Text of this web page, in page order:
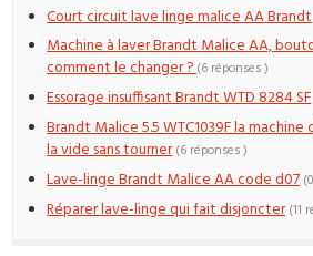
Court circuit lave linge malice AA Brandt
Machine à laver Brandt Malice AA,
comment le changer ?(6 réponses )
Essorage insuffisant Brandt WTD 8284 SF
Brandt Malice 5.5 WTC1039F la machine
la vide sans tourner (6 réponses )
Lave-linge Brandt Malice AA code d07
Réparer lave-linge qui fait disjoncter (11